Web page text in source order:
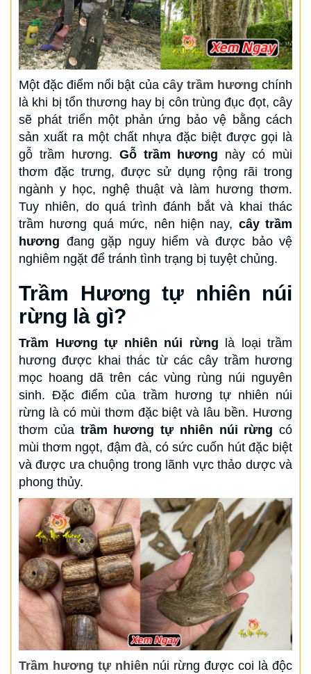
Một đặc điểm nổi bật của cây trầm hương chính
là khi bị tổn thương hay bị côn trùng đục đọt, cây
sẽ phát triển một phản ứng bảo vệ bằng cách
sản xuất ra một chất nhựa đặc biệt được gọi là
gỗ trầm hương. Gỗ trầm hương này có mùi
thơm đặc trưng, được sử dụng rộng rãi trong
ngành y học, nghệ thuật và làm hương thơm.
Tuy nhiên, do quá trình đánh bắt và khai thác
trầm hương quá mức, nên hiện nay, cây trầm
hương đang gặp nguy hiểm và được bảo vệ
nghiêm ngặt để tránh tình trạng bị tuyệt chủng.
Trầm Hương tự nhiên núi
rừng là gì?
Trầm Hương tự nhiên núi rừng là loại trầm
hương được khai thác từ các cây trầm hương
mọc hoang dã trên các vùng rùng núi nguyên
sinh. Đặc điểm của trầm hương tự nhiên núi
rừng là có mùi thơm đặc biệt và lâu bền. Hương
thơm của trầm hương tự nhiên núi rừng có
mùi thơm ngọt, đậm đà, có sức cuốn hút đặc biệt
và được ưa chuộng trong lãnh vực thảo dược và
phong thủy.
Trầm hương tự nhiên núi rừng được coi là độc